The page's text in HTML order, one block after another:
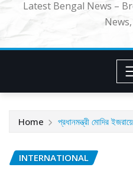
Latest Bengal News –
Home প্রধানমন্ত্রী মোদির
INTERNATIONAL